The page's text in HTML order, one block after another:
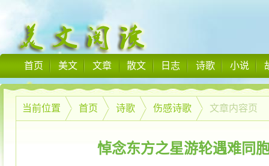
首页 美文 文章 散文 日志 诗歌 小说
当前位置 首页 诗歌 伤感诗歌 文章内容页
悼念东方之星游轮遇难同